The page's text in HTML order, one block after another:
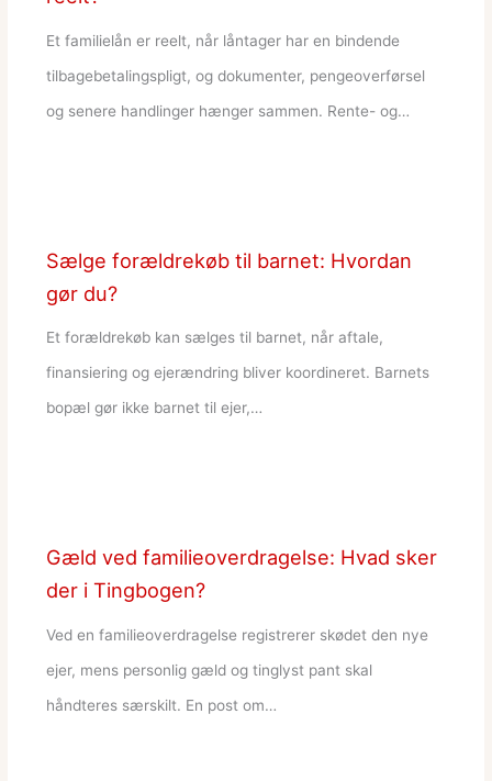
Et familielån er reelt, når låntager har en bindende
tilbagebetalingspligt, og dokumenter, pengeoverførsel
og senere handlinger hænger sammen. Rente- og…
Sælge forældrekøb til barnet: Hvordan
gør du?
Et forældrekøb kan sælges til barnet, når aftale,
finansiering og ejerændring bliver koordineret. Barnets
bopæl gør ikke barnet til ejer,…
Gæld ved familieoverdragelse: Hvad sker
der i Tingbogen?
Ved en familieoverdragelse registrerer skødet den nye
ejer, mens personlig gæld og tinglyst pant skal
håndteres særskilt. En post om…